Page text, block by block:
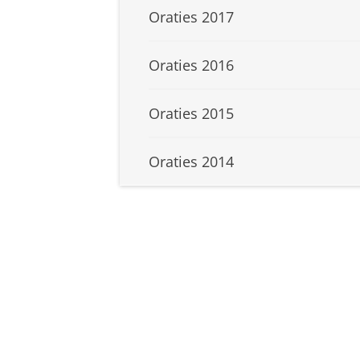
Oraties 2017
Oraties 2016
Oraties 2015
Oraties 2014